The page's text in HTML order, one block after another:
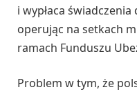
i wypłaca
operując na setkach
ramach Funduszu
Problem w tym, że